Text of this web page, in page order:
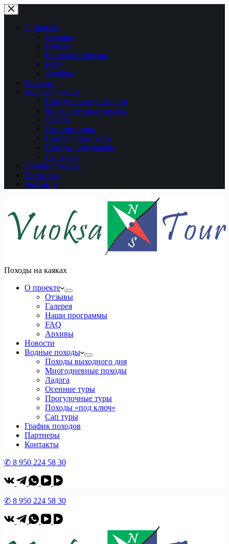
Перейти
к
сути
О проекте
Отзывы
Галерея
Наши программы
FAQ
Архивы
Новости
Водные походы
Походы выходного дня
Многодневные походы
Ладога
Осенние туры
Прогулочные туры
Походы «под ключ»
Сап туры
График походов
Партнеры
Контакты
Походы на каяках
О проекте
Отзывы
Галерея
Наши программы
FAQ
Архивы
Новости
Водные походы
Походы выходного дня
Многодневные походы
Ладога
Осенние туры
Прогулочные туры
Походы «под ключ»
Сап туры
График походов
Партнеры
Контакты
✆ 8 950 224 58 30
✆ 8 950 224 58 30